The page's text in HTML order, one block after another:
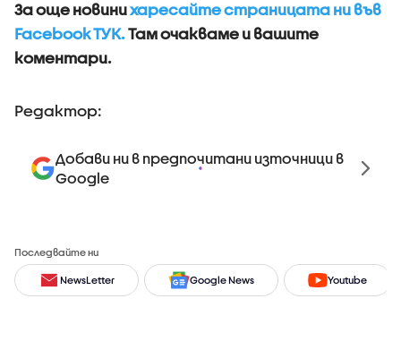
За още новинихаресайте страницата ни във
Facebook ТУК.Там очакваме и вашите
коментари.
Редактор:
Добави ни в предпочитани източници в
Google
Последвайте ни
NewsLetter Google News Youtube